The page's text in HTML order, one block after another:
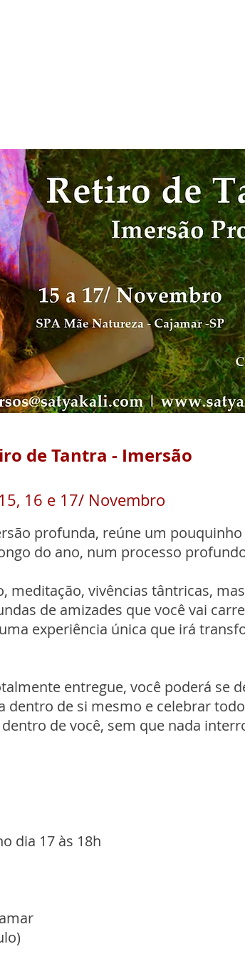
de Tantra - Imersão
15, 16 e 17/ Novembro
profunda, reúne um
do ano, num processo
meditação, vivências tântricas,
de amizades que você vai
experiência única que irá
entregue, você poderá se
dentro de si mesmo e celebrar
de você, sem que nada
dia 17 às 18h